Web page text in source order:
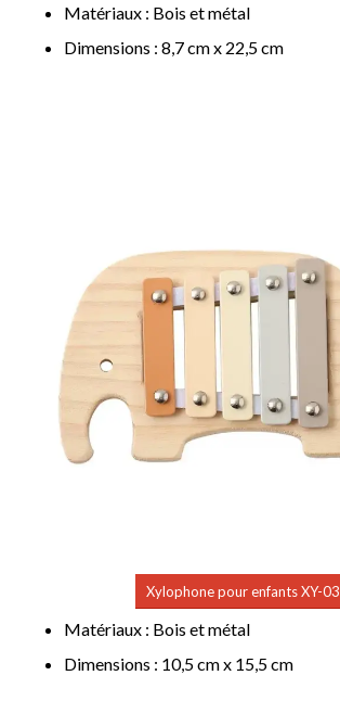
Matériaux : Bois et métal
Dimensions : 8,7 cm x 22,5 cm
Xylophone pour enfants XY-03
Matériaux : Bois et métal
Dimensions : 10,5 cm x 15,5 cm